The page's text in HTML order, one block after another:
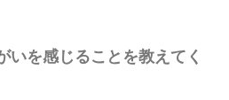
いを感じることを教えてく